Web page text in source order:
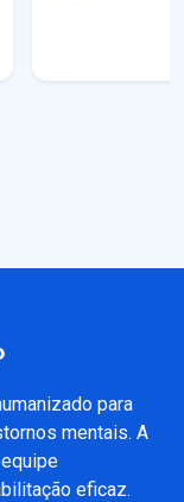
para
mentais. A
eficaz.